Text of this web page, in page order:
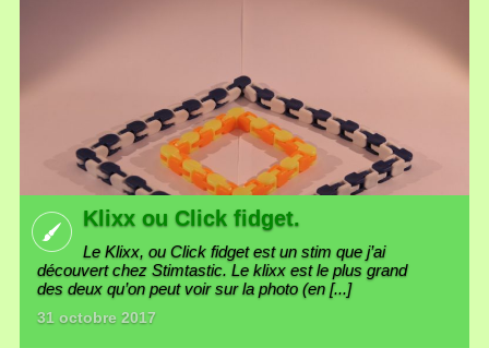
Klixx ou Click fidget.
Le Klixx, ou Click fidget est un stim que j’ai
découvert chez Stimtastic. Le klixx est le plus grand
des deux qu’on peut voir sur la photo (en [...]
31 octobre 2017